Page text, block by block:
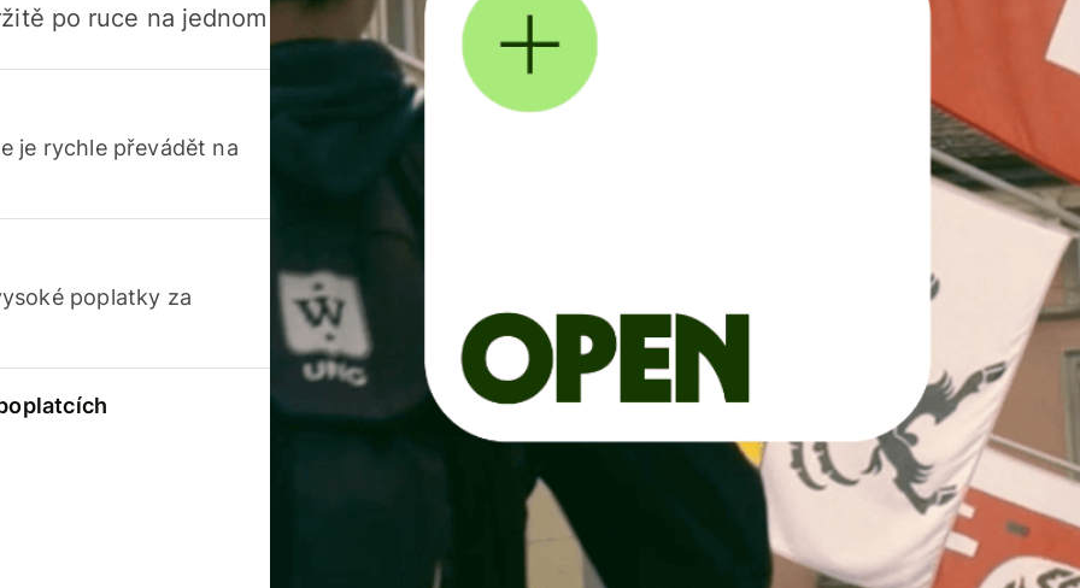
po ruce na jednom
je rychle převádět na
poplatky za